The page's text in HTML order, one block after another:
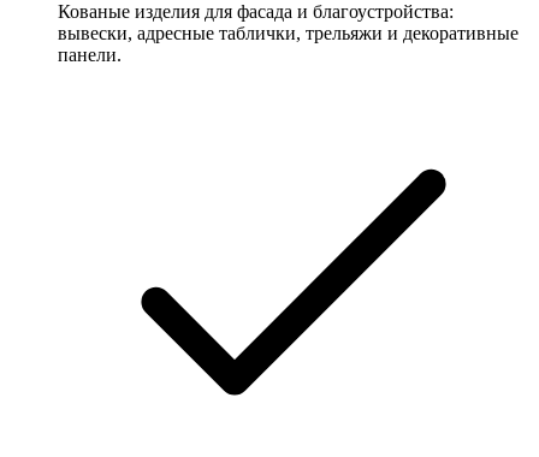
Кованые изделия для фасада и благоустройства:
вывески, адресные таблички, трельяжи и декоративные
панели.